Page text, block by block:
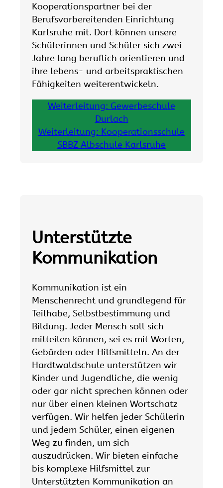
Kooperationspartner bei der
Berufsvorbereitenden Einrichtung
Karlsruhe mit. Dort können unsere
Schülerinnen und Schüler sich zwei
Jahre lang beruflich orientieren und
ihre lebens- und arbeitspraktischen
Fähigkeiten weiterentwickeln.
Weiterleitung: Gewerbeschule
Durlach
Weiterleitung: Kooperationsschule
SBBZ Albschule Karlsruhe
Unterstützte
Kommunikation
Kommunikation ist ein
Menschenrecht und grundlegend für
Teilhabe, Selbstbestimmung und
Bildung. Jeder Mensch soll sich
mitteilen können, sei es mit Worten,
Gebärden oder Hilfsmitteln. An der
Hardtwaldschule unterstützen wir
Kinder und Jugendliche, die wenig
oder gar nicht sprechen können oder
nur über einen kleinen Wortschatz
verfügen. Wir helfen jeder Schülerin
und jedem Schüler, einen eigenen
Weg zu finden, um sich
auszudrücken. Wir bieten einfache
bis komplexe Hilfsmittel zur
Unterstützten Kommunikation an